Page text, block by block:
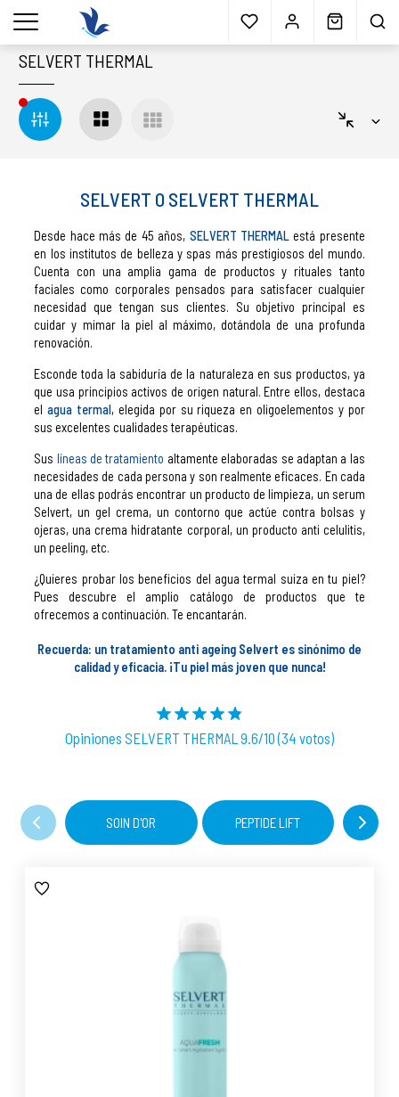
Envío gratisa partir 40€* Muestras gratis Blog
menu
SELVERT THERMAL
SELVERT O SELVERT THERMAL
Desde hace más de 45 años, SELVERT THERMAL está presente
en los institutos de belleza y spas más prestigiosos del mundo.
Cuenta con una amplia gama de productos y rituales tanto
faciales como corporales pensados para satisfacer cualquier
necesidad que tengan sus clientes. Su objetivo principal es
cuidar y mimar la piel al máximo, dotándola de una profunda
renovación.
Esconde toda la sabiduría de la naturaleza en sus productos, ya
que usa principios activos de origen natural. Entre ellos, destaca
elagua termal, elegida por su riqueza en oligoelementos y por
sus excelentes cualidades terapéuticas.
Sus líneas de tratamiento altamente elaboradas se adaptan a las
necesidades de cada persona y son realmente eficaces. En cada
una de ellas podrás encontrar un producto de limpieza, un serum
Selvert, un gel crema, un contorno que actúe contra bolsas y
ojeras, una crema hidratante corporal, un producto anti celulitis,
un peeling, etc.
¿Quieres probar los beneficios del agua termal suiza en tu piel?
Pues descubre el amplio catálogo de productos que te
ofrecemos a continuación. Te encantarán.
Recuerda: un tratamiento anti ageing Selvert es sinónimo de
calidad y eficacia. ¡Tu piel más joven que nunca!
Opiniones SELVERT THERMAL 9.6/10 (34 votos)
SOIN D'OR PEPTIDE LIFT CELL